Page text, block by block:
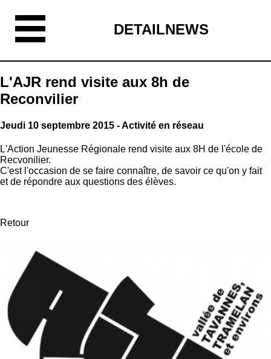
DETAILNEWS
L'AJR rend visite aux 8h de
Reconvilier
Jeudi 10 septembre 2015 - Activité en réseau
L'Action Jeunesse Régionale rend visite aux 8H de l'école de
Recvonilier.
C'est l'occasion de se faire connaître, de savoir ce qu'on y fait
et de répondre aux questions des élèves.
Retour